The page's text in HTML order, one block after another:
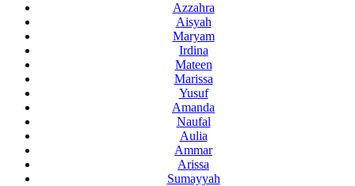
Azzahra
Aisyah
Maryam
Irdina
Mateen
Marissa
Yusuf
Amanda
Naufal
Aulia
Ammar
Arissa
Sumayyah